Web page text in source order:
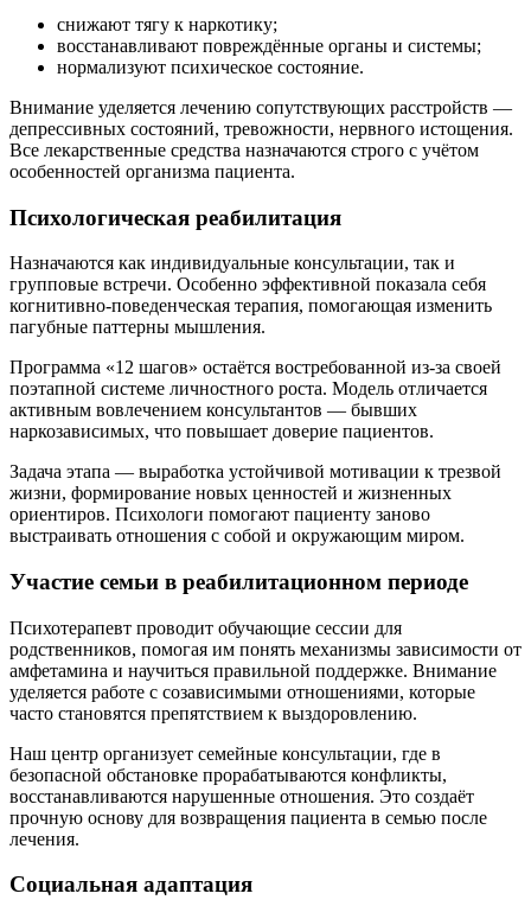
снижают тягу к наркотику;
восстанавливают повреждённые органы и системы;
нормализуют психическое состояние.
Внимание уделяется лечению сопутствующих расстройств —
депрессивных состояний, тревожности, нервного истощения.
Все лекарственные средства назначаются строго с учётом
особенностей организма пациента.
Психологическая реабилитация
Назначаются как индивидуальные консультации, так и
групповые встречи. Особенно эффективной показала себя
когнитивно-поведенческая терапия, помогающая изменить
пагубные паттерны мышления.
Программа «12 шагов» остаётся востребованной из-за своей
поэтапной системе личностного роста. Модель отличается
активным вовлечением консультантов — бывших
наркозависимых, что повышает доверие пациентов.
Задача этапа — выработка устойчивой мотивации к трезвой
жизни, формирование новых ценностей и жизненных
ориентиров. Психологи помогают пациенту заново
выстраивать отношения с собой и окружающим миром.
Участие семьи в реабилитационном периоде
Психотерапевт проводит обучающие сессии для
родственников, помогая им понять механизмы зависимости от
амфетамина и научиться правильной поддержке. Внимание
уделяется работе с созависимыми отношениями, которые
часто становятся препятствием к выздоровлению.
Наш центр организует семейные консультации, где в
безопасной обстановке прорабатываются конфликты,
восстанавливаются нарушенные отношения. Это создаёт
прочную основу для возвращения пациента в семью после
лечения.
Социальная адаптация